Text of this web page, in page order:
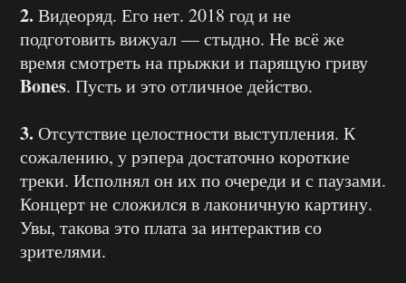
2. Видеоряд. Его нет. 2018 год и не
подготовить вижуал — стыдно. Не всё же
время смотреть на прыжки и парящую гриву
Bones. Пусть и это отличное действо.
3. Отсутствие целостности выступления. К
сожалению, у рэпера достаточно короткие
треки. Исполнял он их по очереди и с паузами.
Концерт не сложился в лаконичную картину.
Увы, такова это плата за интерактив со
зрителями.